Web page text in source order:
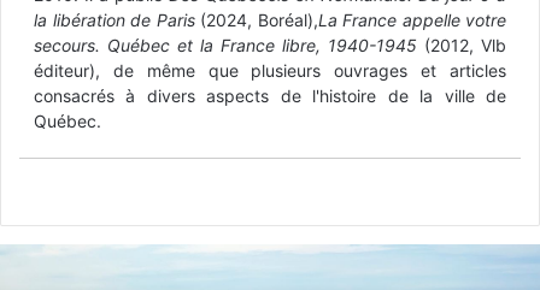
la libération de Paris (2024, Boréal),La France appelle votre
secours. Québec et la France libre, 1940-1945 (2012, Vlb
éditeur), de même que plusieurs ouvrages et articles
consacrés à divers aspects de l'histoire de la ville de
Québec.